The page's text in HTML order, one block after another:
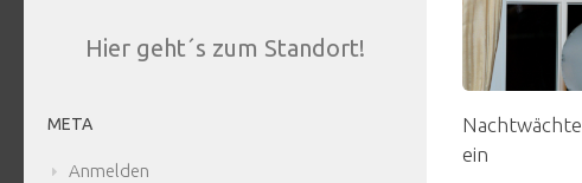
ein
Hier geht´s zum Standort!
META
Anmelden